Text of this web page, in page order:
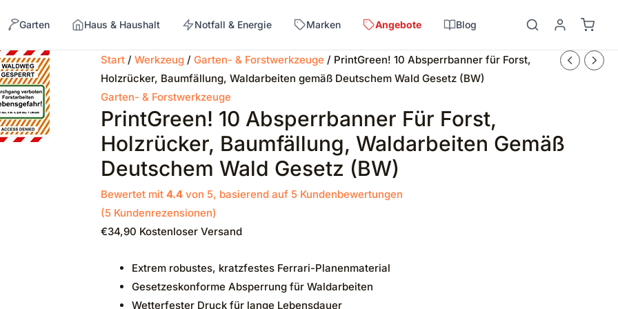
Garten Haus & Haushalt Notfall & Energie Marken Angebote Blog
→
Start/ Werkzeug/ Garten- & Forstwerkzeuge / PrintGreen! 10 Absperrbanner für Forst,
Holzrücker, Baumfällung, Waldarbeiten gemäß Deutschem Wald Gesetz (BW)
Garten- & Forstwerkzeuge
PrintGreen! 10 Absperrbanner Für Forst,
Holzrücker, Baumfällung, Waldarbeiten Gemäß
Deutschem Wald Gesetz (BW)
Bewertet mit 4.4von 5, basierend auf 5Kundenbewertungen
(5Kundenrezensionen)
€34,90 Kostenloser Versand
Extrem robustes, kratzfestes Ferrari-Planenmaterial
Gesetzeskonforme Absperrung für Waldarbeiten
Wetterfester Druck für lange Lebensdauer